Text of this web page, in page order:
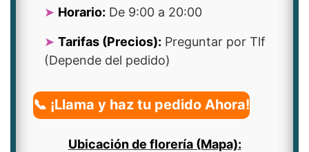
Horario: De 9:00 a 20:00
Tarifas (Precios): Preguntar por Tlf
(Depende del pedido)
📞 ¡Llama y haz tu pedido Ahora!
Ubicación de florería (Mapa):